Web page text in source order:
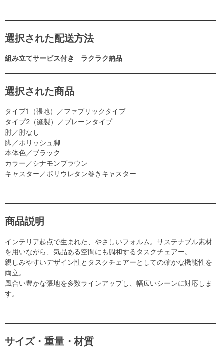
選択された配送方法
組み立てサービス付き ラクラク納品
選択された商品
タイプ1（張地）／ファブリックタイプ
タイプ2（縫製）／プレーンタイプ
肘／肘なし
脚／ポリッシュ脚
本体色／ブラック
カラー／シナモンブラウン
キャスター／ポリウレタン巻きキャスター
商品説明
インテリア起点で生まれた、やさしいフォルム。サステナブル素材
を用いながら、気品ある空間にも調和するタスクチェアー。
親しみやすいデザイン性とタスクチェアーとしての確かな機能性を
両立。
風合い豊かな張地を多数ラインアップし、幅広いシーンに対応しま
す。
サイズ・重量・材質